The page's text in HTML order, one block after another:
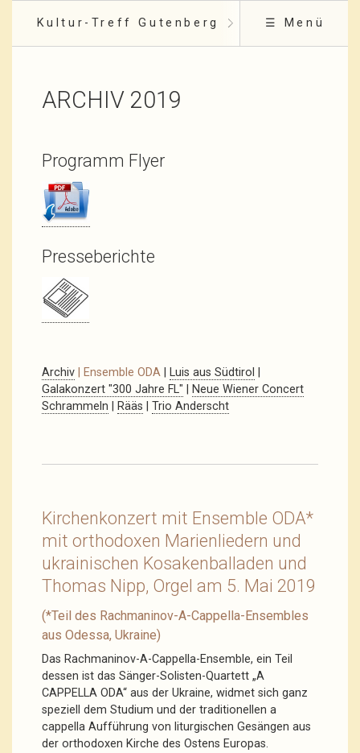
Kultur-Treff Gutenberg ☰ Menü
ARCHIV 2019
Programm Flyer
Presseberichte
Archiv| Ensemble ODA| Luis aus Südtirol
Galakonzert "300 Jahre FL"
Neue Wiener Concert
Schrammeln
Rääs Trio Anderscht
Kirchenkonzert mit Ensemble ODA*
mit orthodoxen Marienliedern und
ukrainischen Kosakenballaden und
Thomas Nipp, Orgel am 5. Mai 2019
(*Teil des Rachmaninov-A-Cappella-Ensembles
aus Odessa, Ukraine)
Das Rachmaninov-A-Cappella-Ensemble, ein Teil
dessen ist das Sänger-Solisten-Quartett „A
CAPPELLA ODA“ aus der Ukraine, widmet sich ganz
speziell dem Studium und der traditionellen a
cappella Aufführung von liturgischen Gesängen aus
der orthodoxen Kirche des Ostens Europas.